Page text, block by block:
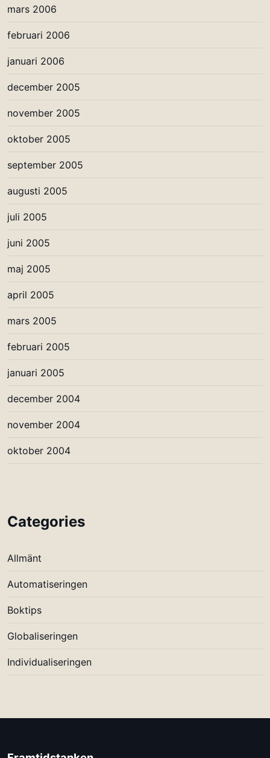
mars 2006
februari 2006
januari 2006
december 2005
november 2005
oktober 2005
september 2005
augusti 2005
juli 2005
juni 2005
maj 2005
april 2005
mars 2005
februari 2005
januari 2005
december 2004
november 2004
oktober 2004
Categories
Allmänt
Automatiseringen
Boktips
Globaliseringen
Individualiseringen